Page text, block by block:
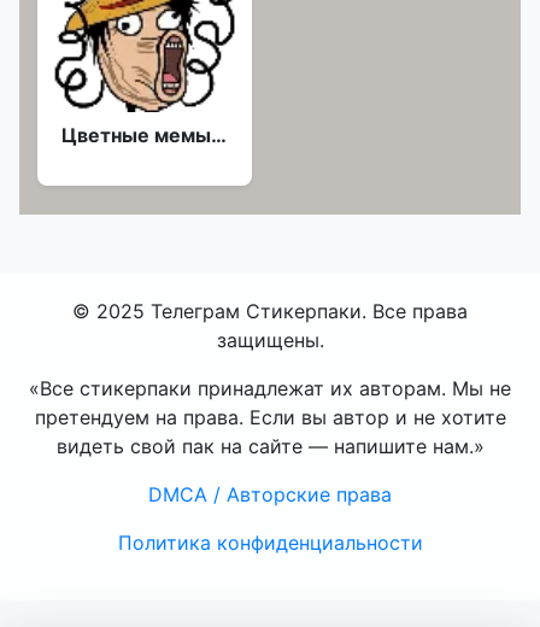
Цветные мемы | @Premium_EmojiTG
© 2025 Телеграм Стикерпаки. Все права
защищены.
«Все стикерпаки принадлежат их авторам. Мы не
претендуем на права. Если вы автор и не хотите
видеть свой пак на сайте — напишите нам.»
DMCA / Авторские права
Политика конфиденциальности